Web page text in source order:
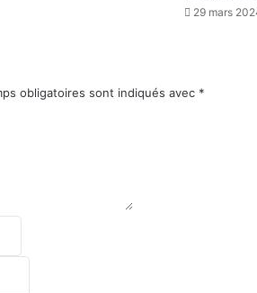
29 mars
obligatoires sont indiqués avec *